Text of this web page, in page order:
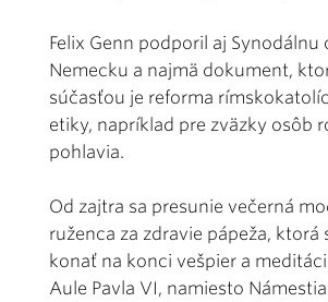
Felix Genn podporil aj Synodálnu
Nemecku a najmä dokument,
súčasťou je reforma
etiky, napríklad pre zväzky osôb
pohlavia.
Od zajtra sa presunie večerná
ruženca za zdravie pápeža, ktorá
konať na konci vešpier a
Aule Pavla VI, namiesto Námestia